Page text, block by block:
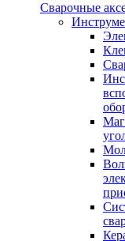
Сварочные